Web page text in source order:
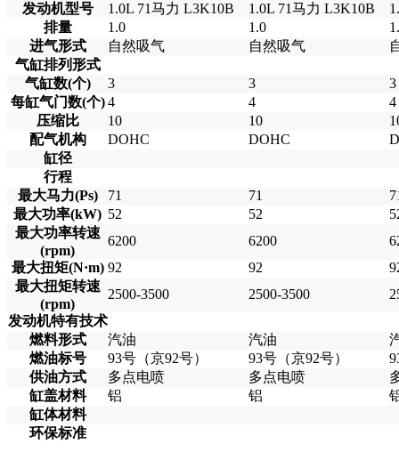
发动机型号 1.0L 71马力 L3K10B 1.0L 71马力 L3K10B
排量
1.0 1.0
进气形式
自然吸气 自然吸气
气缸排列形式
气缸数(个)
3 3
3
每缸气门数(个) 4 4
4
压缩比
10 10
配气机构
DOHC DOHC
缸径
行程
最大马力(Ps)
71 71
最大功率(kW) 52 52
最大功率转速
(rpm)
6200 6200
最大扭矩(N·m) 92 92
最大扭矩转速
(rpm)
2500-3500 2500-3500
发动机特有技术
燃料形式
汽油 汽油
燃油标号
93号（京92号） 93号（京92号）
供油方式
多点电喷 多点电喷
缸盖材料
铝 铝
缸体材料
环保标准